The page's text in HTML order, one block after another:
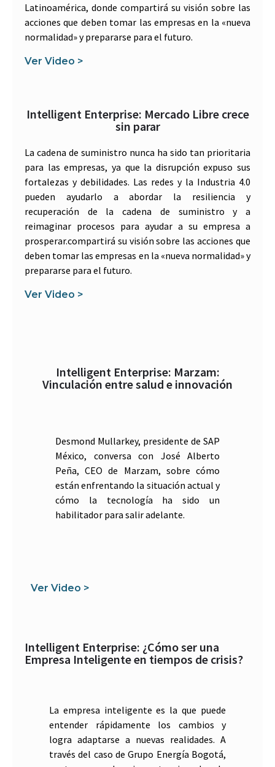
Latinoamérica, donde compartirá su visión sobre las
acciones que deben tomar las empresas en la «nueva
normalidad» y prepararse para el futuro.
Ver Video >
Intelligent Enterprise: Mercado Libre crece
sin parar
La cadena de suministro nunca ha sido tan prioritaria
para las empresas, ya que la disrupción expuso sus
fortalezas y debilidades. Las redes y la Industria 4.0
pueden ayudarlo a abordar la resiliencia y
recuperación de la cadena de suministro y a
reimaginar procesos para ayudar a su empresa a
prosperar.compartirá su visión sobre las acciones que
deben tomar las empresas en la «nueva normalidad» y
prepararse para el futuro.
Ver Video >
Intelligent Enterprise: Marzam:
Vinculación entre salud e innovación
Desmond Mullarkey, presidente de SAP
México, conversa con José Alberto
Peña, CEO de Marzam, sobre cómo
están enfrentando la situación actual y
cómo la tecnología ha sido un
habilitador para salir adelante.
Ver Video >
Intelligent Enterprise: ¿Cómo ser una
Empresa Inteligente en tiempos de crisis?
La empresa inteligente es la que puede
entender rápidamente los cambios y
logra adaptarse a nuevas realidades. A
través del caso de Grupo Energía Bogotá,